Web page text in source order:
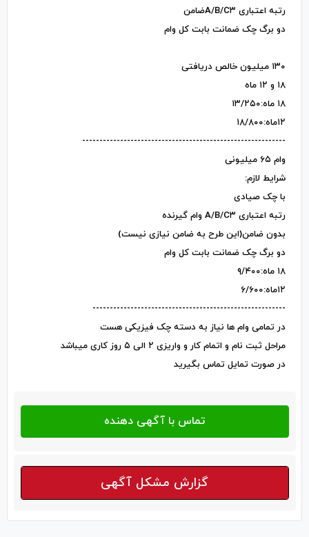
رتبه اعتباری A/B/C۳ضامن
دو برگ چک ضمانت بابت کل وام
۱۳۰ میلیون خالص دریافتی
۱۸ و ۱۲ ماه
۱۸ ماه:۱۳/۲۵۰
۱۲ماه:۱۸/۸۰۰
-----------------------------------------------------------
وام ۶۵ میلیونی
شرایط لازم:
با چک صیادی
رتبه اعتباری A/B/C۳ وام گیرنده
بدون ضامن(این طرح به ضامن نیازی نیست)
دو برگ چک ضمانت بابت کل وام
۱۸ ماه:۹/۴۰۰
۱۲ماه:۶/۶۰۰
--------------------------------------------------------
در تمامی وام ها نیاز به دسته چک فیزیکی هست
مراحل ثبت نام و اتمام کار و واریزی ۲ الی ۵ روز کاری میباشد
در صورت تمایل تماس بگیرید
گزارش مشکل آگهی